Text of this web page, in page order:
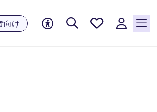
向け
お気に